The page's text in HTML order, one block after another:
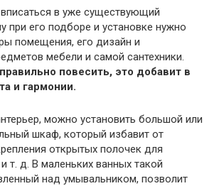
в уже существующий
при его подборе и установке нужно
помещения, его дизайн и
мебели и самой сантехники.
повесить, это добавит в
и гармонии.
можно установить большой или
шкаф, который избавит от
открытых полочек для
т. д. В маленьких ванных такой
над умывальником, позволит